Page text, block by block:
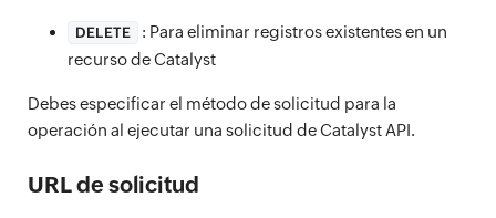
DELETE
: Para eliminar registros existentes en un
recurso de Catalyst
Debes especificar el método de solicitud para la
operación al ejecutar una solicitud de Catalyst API.
URL de solicitud